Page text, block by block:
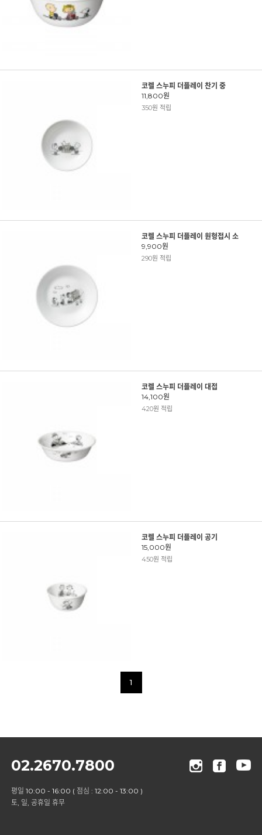
코렐 스누피 더플레이 찬기 중
11,800원
350원 적립
코렐 스누피 더플레이 원형접시 소
9,900원
290원 적립
코렐 스누피 더플레이 대접
14,100원
420원 적립
코렐 스누피 더플레이 공기
15,000원
450원 적립
1
02.2670.7800
평일 10:00 - 16:00 ( 점심 : 12:00 - 13:00 )
토, 일, 공휴일 휴무